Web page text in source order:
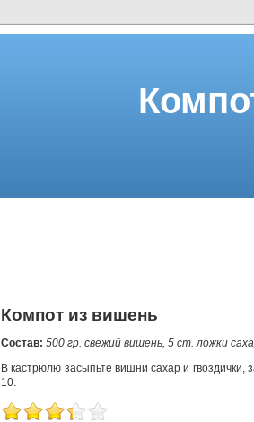
Компот из вишень
Состав: 500 гр. свежий вишень, 5 ст. ложки
В кастрюлю засыпьте вишни сахар и гвоздички,
10.